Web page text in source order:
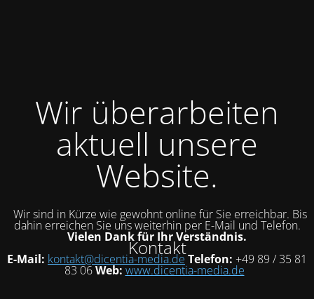
Wir überarbeiten
aktuell unsere
Website.
Wir sind in Kürze wie gewohnt online für Sie erreichbar. Bis
dahin erreichen Sie uns weiterhin per E-Mail und Telefon.
Vielen Dank für Ihr Verständnis.
Kontakt
E-Mail: kontakt@dicentia-media.deTelefon: +49 89 / 35 81
83 06Web: www.dicentia-media.de